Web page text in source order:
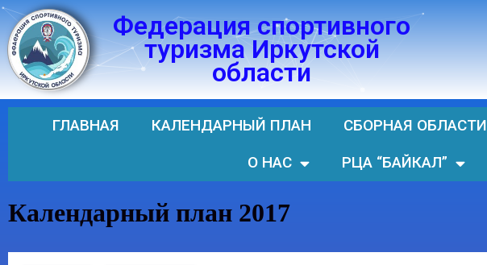
Перейти
к
содержимому
Федерация спортивного
туризма Иркутской
области
ГЛАВНАЯ КАЛЕНДАРНЫЙ ПЛАН СБОРНАЯ ОБЛАСТИ
О НАС
РЦА “БАЙКАЛ”
Календарный план 2017